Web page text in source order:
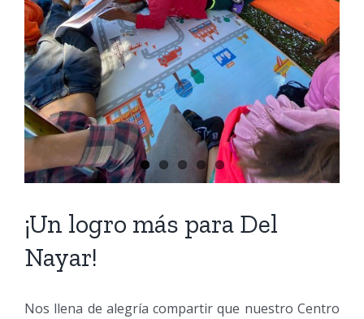
¡Un logro más para Del
Nayar!
Nos llena de alegría compartir que nuestro Centro